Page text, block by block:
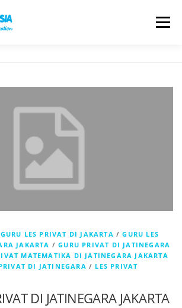
Menu
TESTIMONI PROFIL ALUMNI
SEKOLAH
GURU LES PRIVAT DI JAKARTA /GURU LES
JAKARTA /GURU PRIVAT DI JATINEGARA
MATEMATIKA DI JATINEGARA JAKARTA
DI JATINEGARA / LES PRIVAT
DI JATINEGARA JAKARTA